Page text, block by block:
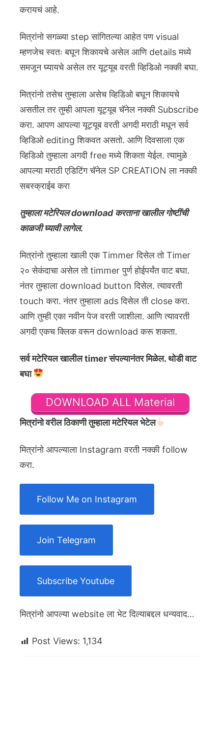
करायचं आहे.
मित्रांनो सगळ्या step सांगितल्या आहेत पण visual
म्हणजेच स्वतः बघून शिकायचे असेल आणि details मध्ये
समजून घ्यायचे असेल तर यूट्यूब वरती व्हिडिओ नक्की बघा.
मित्रांनो तसेच तुम्हाला असेच व्हिडिओ बघून शिकायचे
असतील तर तुम्ही आपला यूट्यूब चॅनेल नक्की Subscribe
करा. आपण आपल्या यूट्यूब वरती अगदी मराठी मधून सर्व
व्हिडिओ editing शिकवत असतो. आणि दिवसाला एक
व्हिडिओ तुम्हाला अगदी free मध्ये शिकता येईल. त्यामुळे
आपल्या मराठी एडिटिंग चॅनेल SP CREATION ला नक्की
सबस्क्राईब करा
तुम्हाला मटेरियल download करताना खालील गोष्टींची
काळजी घ्यावी लागेल.
मित्रांनो तुम्हाला खाली एक Timmer दिसेल तो Timer
२० सेकंदाचा असेल तो timmer पुर्ण होईपर्यंत वाट बघा.
नंतर तुम्हाला download button दिसेल. त्यावरती
touch करा. नंतर तुम्हाला ads दिसेल ती close करा.
आणि तुम्ही एका नवीन पेज वरती जाशीला. आणि त्यावरती
अगदी एकच क्लिक वरून download करू शकता.
सर्व मटेरियल खालील timer संपल्यानंतर मिळेल. थोडी वाट
बघा
DOWNLOAD ALL Material
मित्रांनो वरील ठिकाणी तुम्हाला मटेरियल भेटेल
मित्रांनो आपल्याला Instagram वरती नक्की follow
करा.
Follow Me on Instagram
Join Telegram
Subscribe Youtube
मित्रांनो आपल्या website ला भेट दिल्याबद्दल धन्यवाद…
Post Views: 1,134